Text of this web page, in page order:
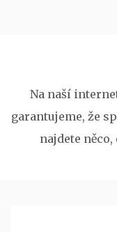
Na naší
garantujeme, že
najdete něco,